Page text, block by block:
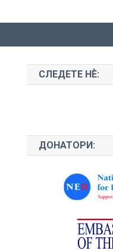
СЛЕДЕТЕ НЀ:
ДОНАТОРИ: